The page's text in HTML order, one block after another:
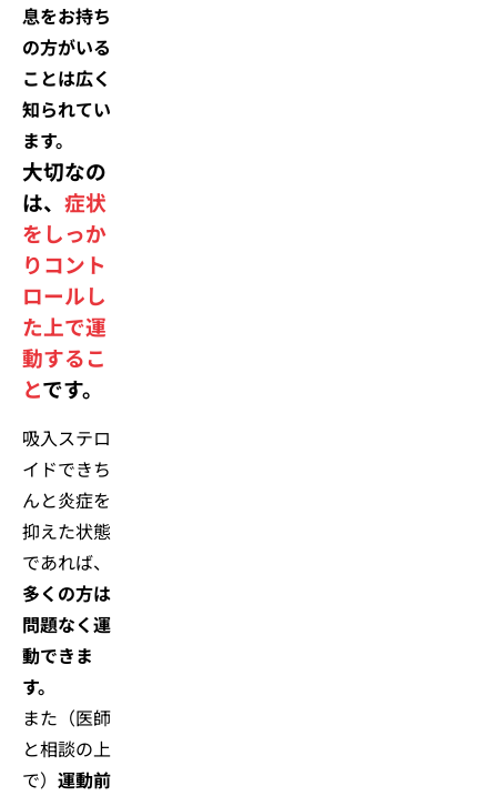
息をお持ち
の方がいる
ことは広く
知られてい
ます。
大切なの
は、 症状
をしっか
りコント
ロールし
た上で運
動するこ
とです。
吸入ステロ
イドできち
んと炎症を
抑えた状態
であれば、
多くの方は
問題なく運
動できま
す。
また（医師
と相談の上
で） 運動前